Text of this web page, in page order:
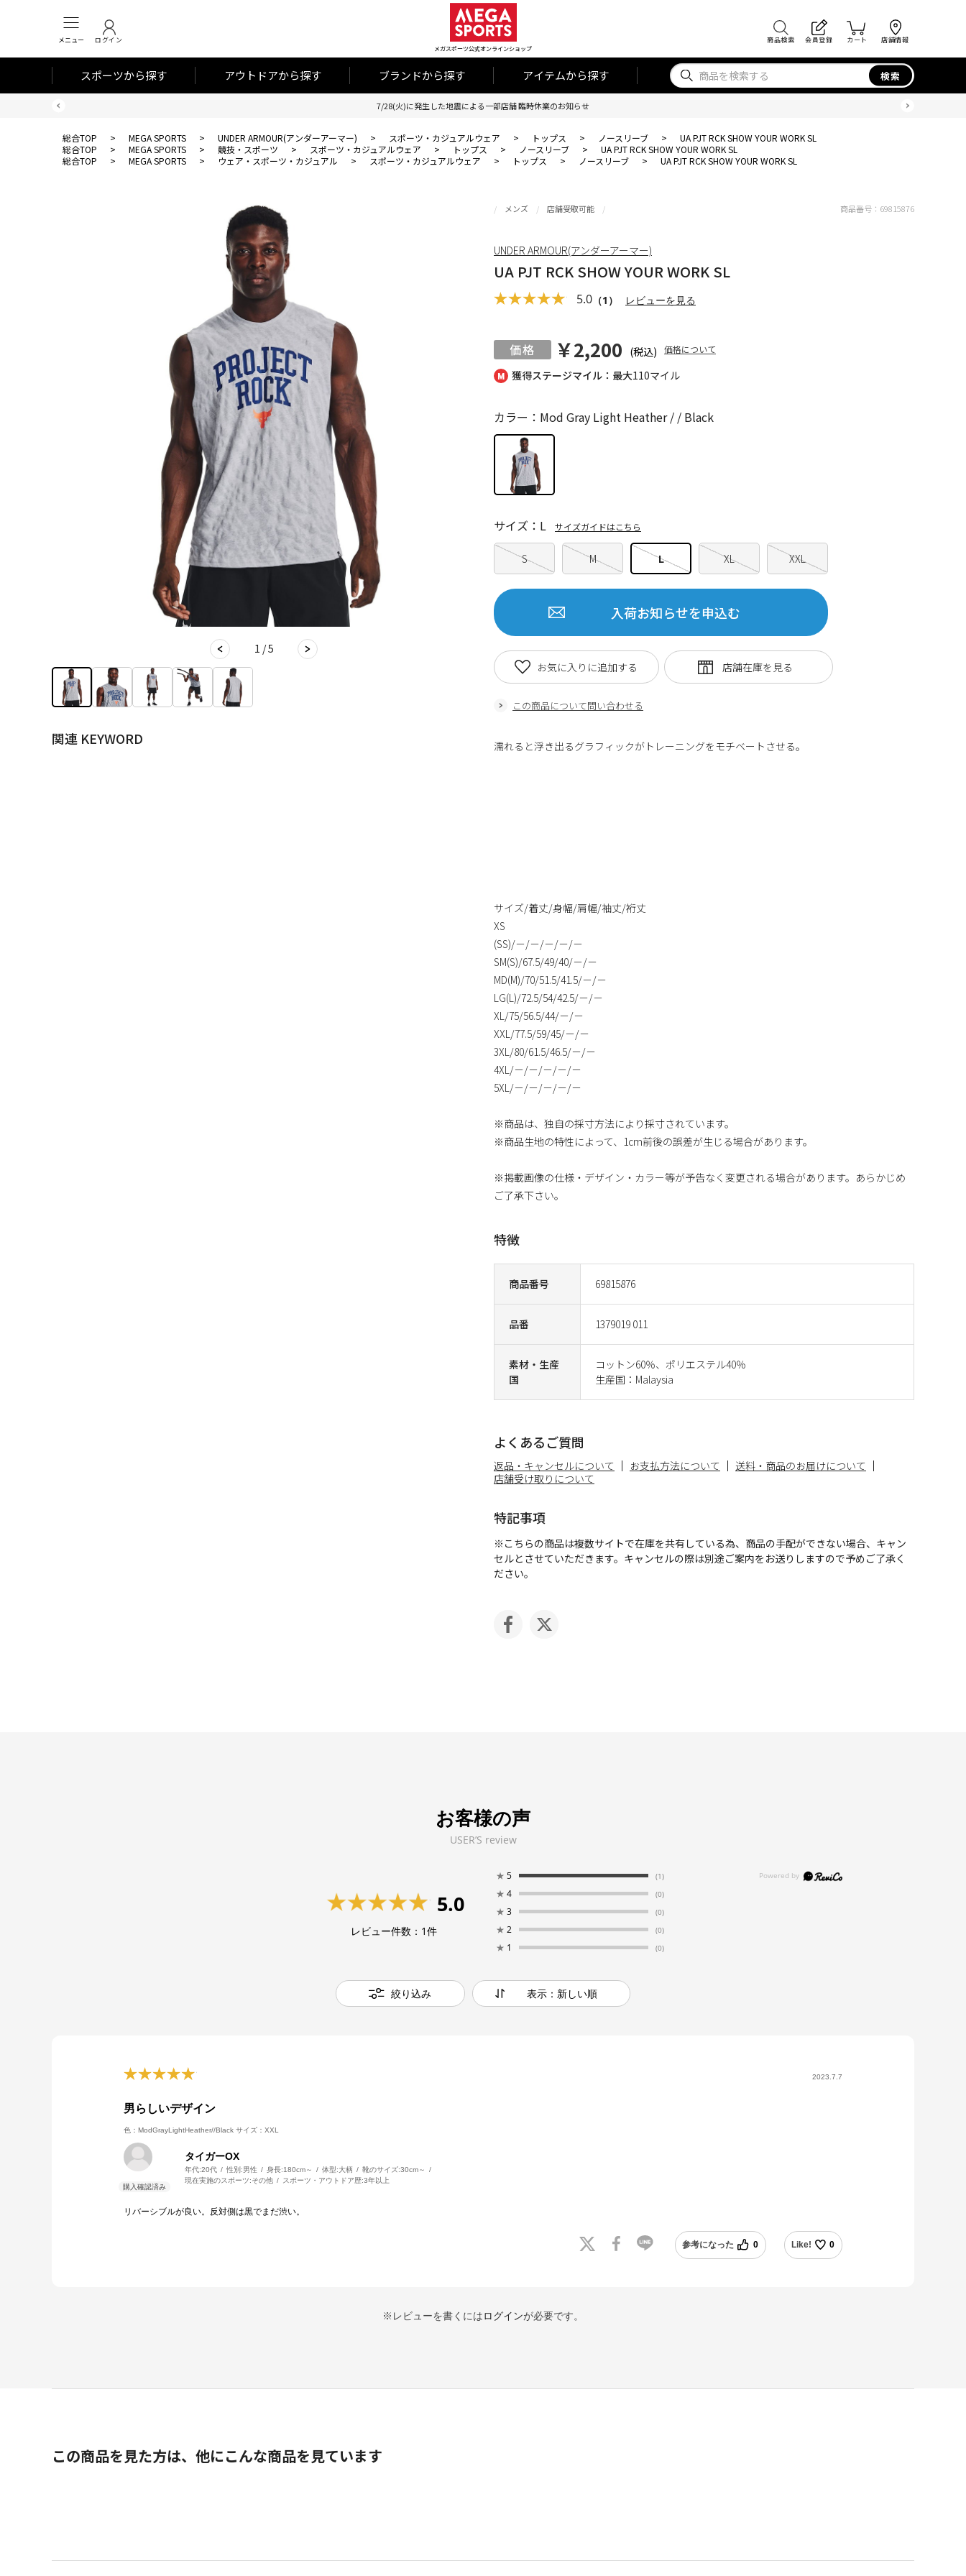
メニュー ログイン
メガスポーツ公式オンラインショップ
商品検索 会員登録 カート 店舗情報
スポーツから探す アウトドアから探す ブランドから探す アイテムから探す 検索
7/28(火)に発生した地震による一部店舗 臨時休業のお知らせ
総合TOP > MEGA SPORTS > UNDER ARMOUR(アンダーアーマー) > スポーツ・カジュアルウェア > トップス > ノースリーブ >
UA PJT RCK SHOW YOUR WORK SL
総合TOP
> MEGA SPORTS > 競技・スポーツ > スポーツ・カジュアルウェア > トップス > ノースリーブ >
UA PJT RCK SHOW YOUR WORK SL
総合TOP
> MEGA SPORTS > ウェア・スポーツ・カジュアル > スポーツ・カジュアルウェア > トップス > ノースリーブ > UA PJT RCK SHOW YOUR WORK SL
1 / 5
関連 KEYWORD
獲得ステージマイル：最大110マイル
メンズ 店舗受取可能
UA PJT RCK SHOW YOUR WORK SL
5.0 （1） レビューを見る
￥2,200 (税込) 価格について
商品番号 69815876
品番 1379019 011
素材・生産
国
コットン60％、ポリエステル40％
生産国：Malaysia
カラー：Mod Gray Light Heather / / Black
S M L XL XXL
サイズ：L サイズガイドはこちら
入荷お知らせを申込む
この商品について問い合わせる
お気に入りに追加する
商品番号： 69815876
UNDER ARMOUR(アンダーアーマー)
濡れると浮き出るグラフィックがトレーニングをモチベートさせる。
サイズ/着丈/身幅/肩幅/袖丈/裄丈
XS
(SS)/－/－/－/－/－
SM(S)/67.5/49/40/－/－
MD(M)/70/51.5/41.5/－/－
LG(L)/72.5/54/42.5/－/－
XL/75/56.5/44/－/－
XXL/77.5/59/45/－/－
3XL/80/61.5/46.5/－/－
4XL/－/－/－/－/－
5XL/－/－/－/－/－
※商品は、独自の採寸方法により採寸されています。
※商品生地の特性によって、1cm前後の誤差が生じる場合があります。
※掲載画像の仕様・デザイン・カラー等が予告なく変更される場合があります。あらかじめ
ご了承下さい。
特徴
よくあるご質問
返品・キャンセルについて お支払方法について
送料・商品のお届けについて
店舗受け取りについて
特記事項
※こちらの商品は複数サイトで在庫を共有している為、商品の手配ができない場合、キャン
セルとさせていただきます。キャンセルの際は別途ご案内をお送りしますので予めご了承く
ださい。
お客様の声
USER’S review
5.0
レビュー件数： 1件
★ 5 (1)
★ 4 (0)
★ 3 (0)
★ 2 (0)
★ 1 (0)
絞り込み 表示：新しい順
2023.7.7
男らしいデザイン
色：ModGrayLightHeather//Black サイズ：XXL
タイガーOX
年代:20代 性別:男性 身長:180cm～ 体型:大柄 靴のサイズ:30cm～
現在実施のスポーツ:その他 スポーツ・アウトドア歴:3年以上
リバーシブルが良い。反対側は黒でまだ渋い。
参考になった 0 Like! 0
※レビューを書くにはログインが必要です。
この商品を見た方は、他にこんな商品を見ています